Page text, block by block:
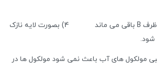
3) بصورت گلوله در ظرف B باقی می ماند 4) بصورت لایه نازک
مولکول های آب باعث نمی شود مولکول ها در